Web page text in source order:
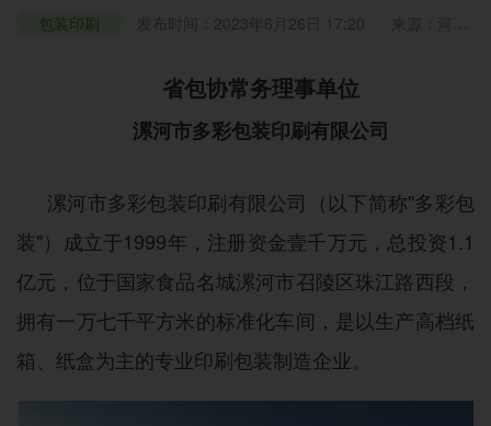
包装印刷
省包协常务理事单位
漯河市多彩包装印刷有限公司
漯河市多彩包装印刷有限公司（以下简称"多彩包
装"）成立于1999年，注册资金壹千万元，总投资1.1
亿元，位于国家食品名城漯河市召陵区珠江路西段，
拥有一万七千平方米的标准化车间，是以生产高档纸
箱、纸盒为主的专业印刷包装制造企业。